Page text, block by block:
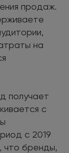
продаж.
на
получает
с
с 2019
что бренды,